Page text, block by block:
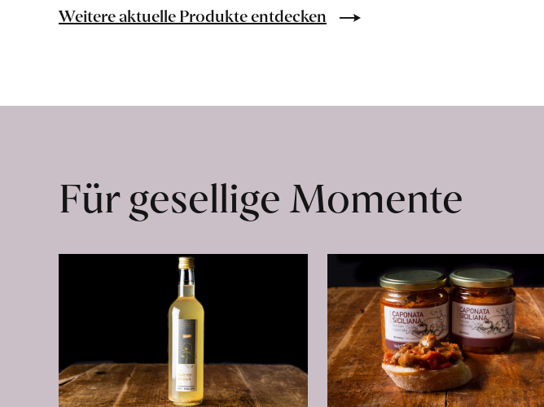
Lebensmittel
ab
Weitere aktuelle Produkte entdecken
Für gesellige Momente